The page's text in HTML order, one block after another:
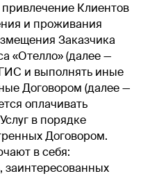
Клиентов
и проживания
Заказчика
«Отелло» (далее —
и выполнять иные
Договором (далее —
оплачивать
в порядке
Договором.
в себя:
заинтересованных